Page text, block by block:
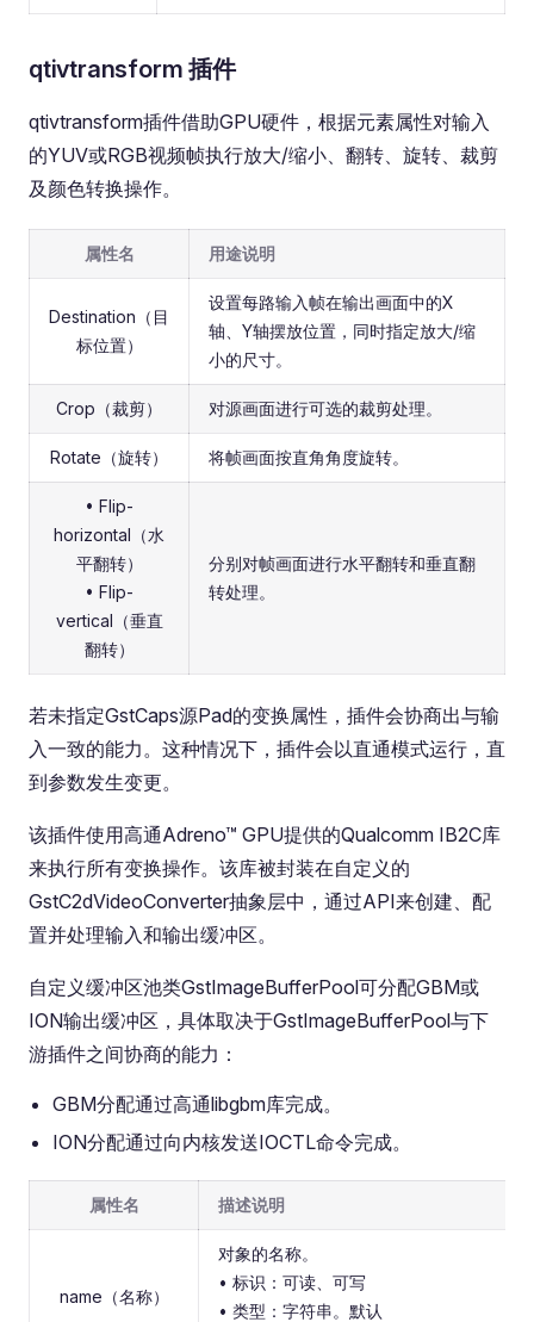
qtivtransform 插件
qtivtransform插件借助GPU硬件，根据元素属性对输入
的YUV或RGB视频帧执行放大/缩小、翻转、旋转、裁剪
及颜色转换操作。
属性名 用途说明
Destination（目
标位置）
设置每路输入帧在输出画面中的X
轴、Y轴摆放位置，同时指定放大/缩
小的尺寸。
Crop（裁剪） 对源画面进行可选的裁剪处理。
Rotate（旋转） 将帧画面按直角角度旋转。
• Flip-
horizontal（水
平翻转）
• Flip-
vertical（垂直
翻转）
分别对帧画面进行水平翻转和垂直翻
转处理。
若未指定GstCaps源Pad的变换属性，插件会协商出与输
入一致的能力。这种情况下，插件会以直通模式运行，直
到参数发生变更。
该插件使用高通Adreno™ GPU提供的Qualcomm IB2C库
来执行所有变换操作。该库被封装在自定义的
GstC2dVideoConverter抽象层中，通过API来创建、配
置并处理输入和输出缓冲区。
自定义缓冲区池类GstImageBufferPool可分配GBM或
ION输出缓冲区，具体取决于GstImageBufferPool与下
游插件之间协商的能力：
GBM分配通过高通libgbm库完成。
ION分配通过向内核发送IOCTL命令完成。
属性名 描述说明
name（名称）
对象的名称。
• 标识：可读、可写
• 类型：字符串。默认